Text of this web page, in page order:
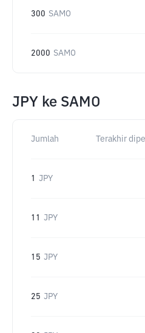
300 SAMO
2000 SAMO
JPY ke SAMO
Jumlah Terakhir
1 JPY
11 JPY
15 JPY
25 JPY